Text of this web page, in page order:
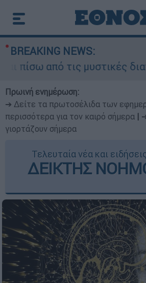
BREAKING NEWS:
τις μυστικές
Πρωινή ενημέρωση:
➔ Δείτε τα πρωτοσέλιδα των
περισσότερα για τον καιρό σήμερα
γιορτάζουν σήμερα
Τελευταία νέα και
ΔΕΙΚΤΗΣ